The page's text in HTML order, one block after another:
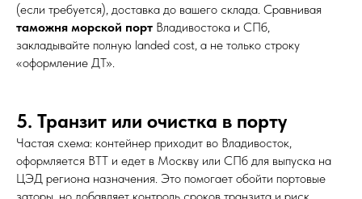
(если требуется), доставка до вашего склада. Сравнивая
таможня морской порт Владивостока и СПб,
закладывайте полную landed cost, а не только строку
«оформление ДТ».
5. Транзит или очистка в порту
Частая схема: контейнер приходит во Владивосток,
оформляется ВТТ и едет в Москву или СПб для выпуска на
ЦЭД региона назначения. Это помогает обойти портовые